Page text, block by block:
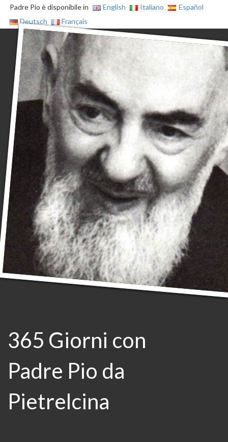
Padre Pio è disponibile in English Italiano
Español
Deutsch
Français
365 Giorni con
Padre Pio da
Pietrelcina